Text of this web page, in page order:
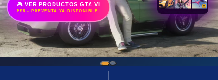
🎮 VER PRODUCTOS GTA VI
PS5 • PREVENTA YA DISPONIBLE